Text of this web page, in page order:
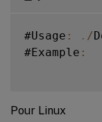
#Usage : . /
#Example :
Pour Linux